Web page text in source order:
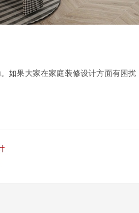
如果大家在家庭装修设计方面有困